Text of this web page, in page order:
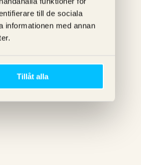
till de sociala
informationen med annan
Tillåt alla